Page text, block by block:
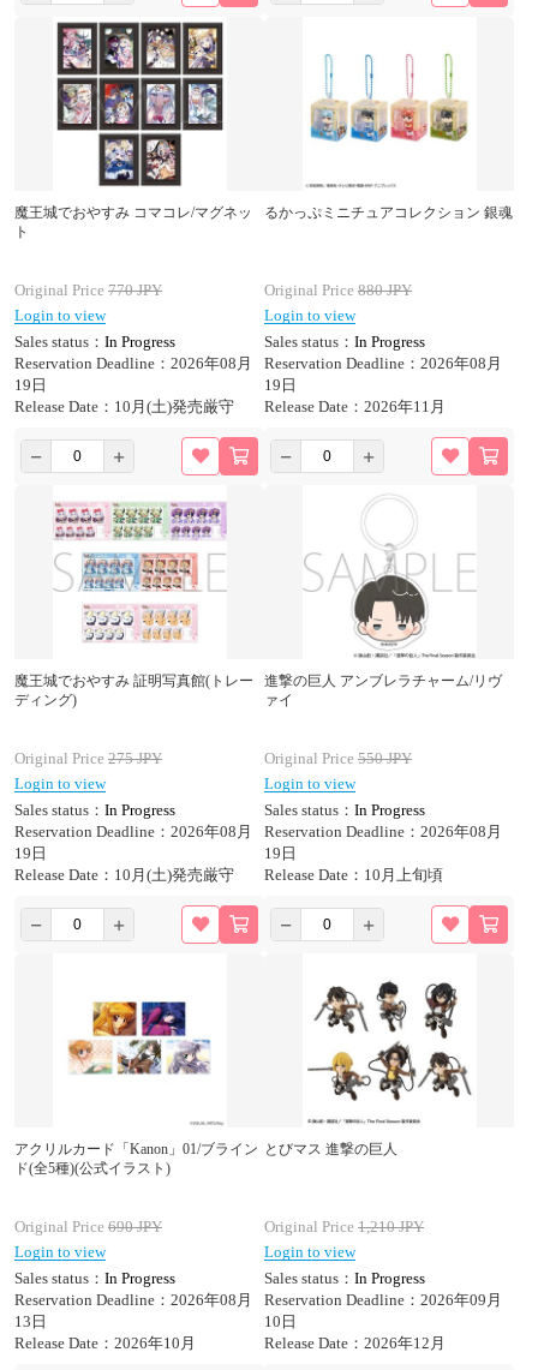
魔王城でおやすみ コマコレ/マグネッ
ト
Original Price 770JPY
Login to view
Sales status： In Progress
Reservation Deadline：2026年08月
19日
Release Date：10月(土)発売厳守
るかっぷミニチュアコレクション 銀魂
Original Price 880JPY
Login to view
Sales status： In Progress
Reservation Deadline：2026年08月
19日
Release Date：2026年11月
魔王城でおやすみ 証明写真館(トレー
ディング)
Original Price 275JPY
Login to view
Sales status： In Progress
Reservation Deadline：2026年08月
19日
Release Date：10月(土)発売厳守
進撃の巨人 アンブレラチャーム/リヴ
ァイ
Original Price 550JPY
Login to view
Sales status： In Progress
Reservation Deadline：2026年08月
19日
Release Date：10月上旬頃
アクリルカード「Kanon」01/ブライン
ド(全5種)(公式イラスト)
Original Price 690JPY
Login to view
Sales status： In Progress
Reservation Deadline：2026年08月
13日
Release Date：2026年10月
とびマス 進撃の巨人
Original Price 1,210JPY
Login to view
Sales status： In Progress
Reservation Deadline：2026年09月
10日
Release Date：2026年12月